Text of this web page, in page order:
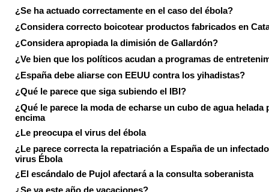
¿Se ha actuado correctamente en el caso del ébola?
¿Considera correcto boicotear productos fabricados en
¿Considera apropiada la dimisión de Gallardón?
¿Ve bien que los políticos acudan a programas de
¿España debe aliarse con EEUU contra los yihadistas?
¿Qué le parece que siga subiendo el IBI?
¿Qué le parece la moda de echarse un cubo de agua helada
encima
¿Le preocupa el virus del ébola
¿Le parece correcta la repatriación a España de un
virus Ébola
¿El escándalo de Pujol afectará a la consulta soberanista
¿Se va este año de vacaciones?